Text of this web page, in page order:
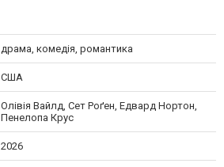
драма, комедія, романтика
США
Олiвія Вайлд, Сет Роґен, Едвард Нортон,
Пенелопа Крус
2026